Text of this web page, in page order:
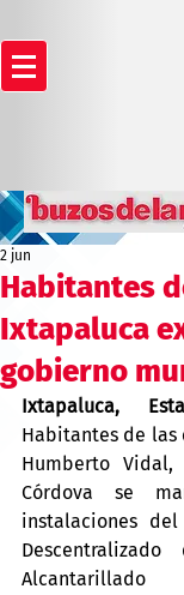
Habitantes
Ixtapaluca
gobierno
2 jun
Ixtapaluca,
Habitantes de las
Humberto
Córdova se
instalaciones